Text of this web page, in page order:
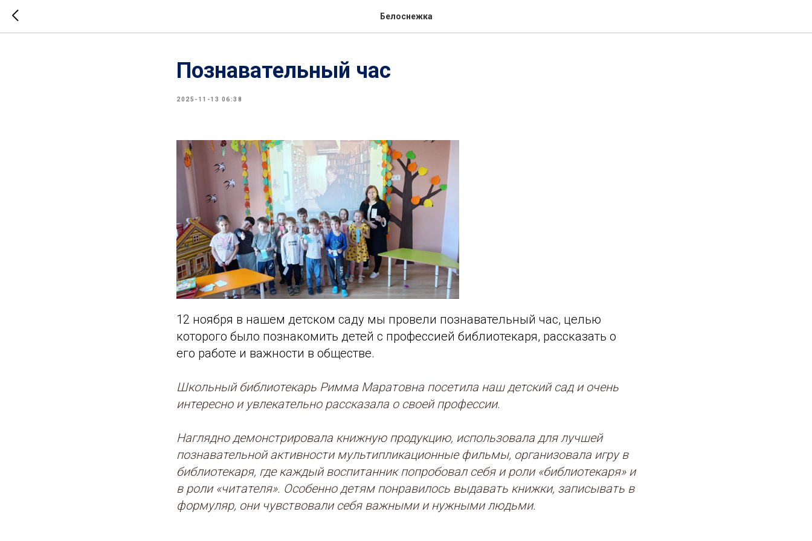
Белоснежка
Познавательный час
2025-11-13 06:38
12 ноября в нашем детском саду мы провели познавательный час, целью
которого было познакомить детей с профессией библиотекаря, рассказать о
его работе и важности в обществе.
Школьный библиотекарь Римма Маратовна посетила наш детский сад и очень
интересно и увлекательно рассказала о своей профессии.
Наглядно демонстрировала книжную продукцию, использовала для лучшей
познавательной активности мультипликационные фильмы, организовала игру в
библиотекаря, где каждый воспитанник попробовал себя и роли «библиотекаря» и
в роли «читателя». Особенно детям понравилось выдавать книжки, записывать в
формуляр, они чувствовали себя важными и нужными людьми.